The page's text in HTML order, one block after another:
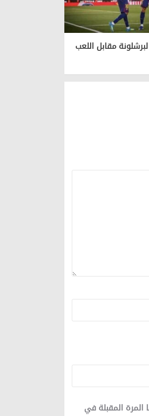
لبرشلونة مقابل اللعب
المقبلة في